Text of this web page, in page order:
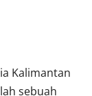
Kalimantan
sebuah